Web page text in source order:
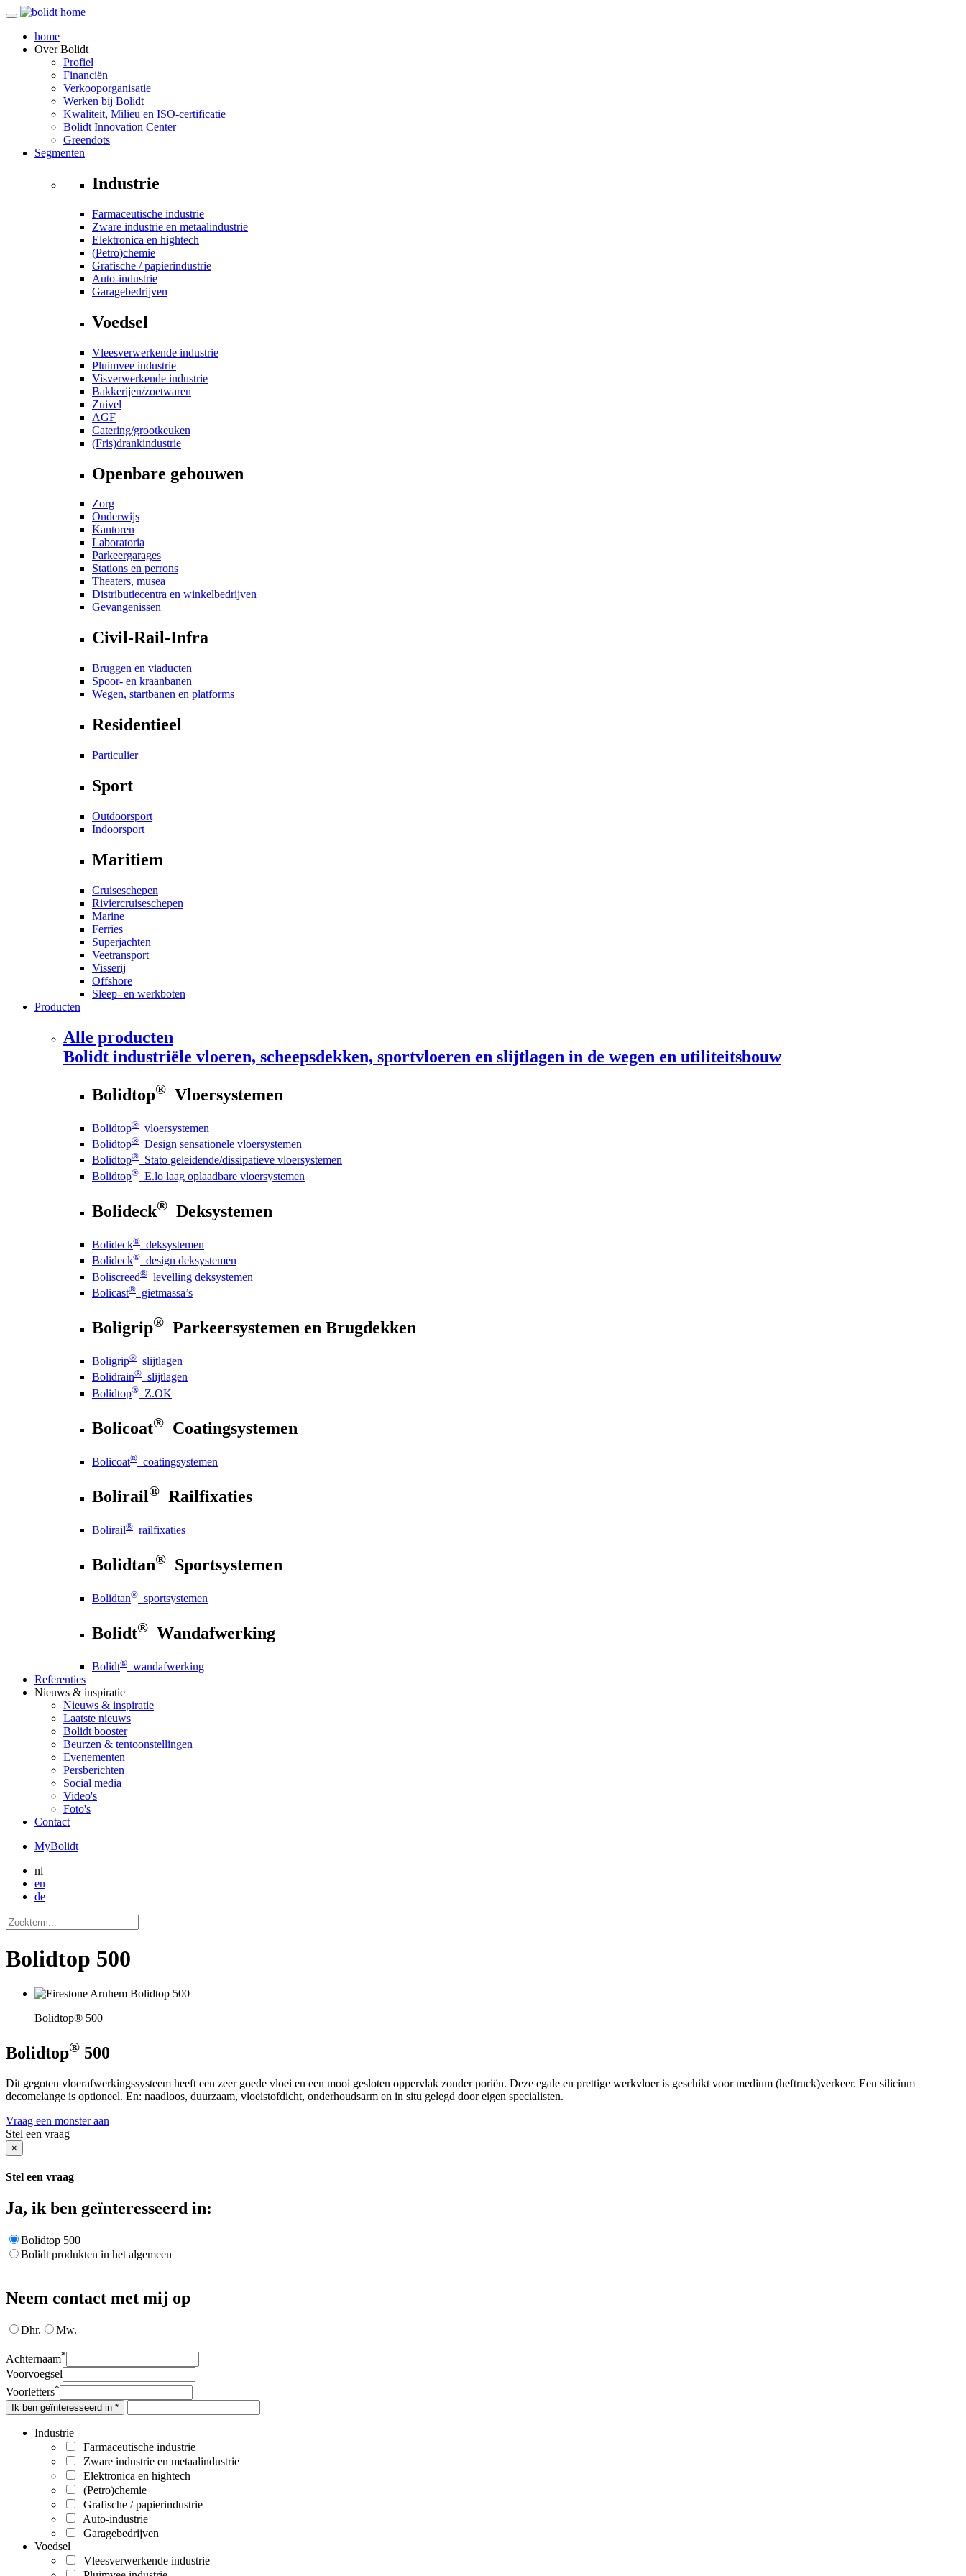
home
OverBolidt
Profiel
Financiën
Verkooporganisatie
Werken bij Bolidt
Kwaliteit, Milieu en ISO-certificatie
Bolidt Innovation Center
Greendots
Segmenten
Industrie
Farmaceutische industrie
Zware industrie en metaalindustrie
Elektronica en hightech
(Petro)chemie
Grafische / papierindustrie
Auto-industrie
Garagebedrijven
Voedsel
Vleesverwerkende industrie
Pluimvee industrie
Visverwerkende industrie
Bakkerijen/zoetwaren
Zuivel
AGF
Catering/grootkeuken
(Fris)drankindustrie
Openbare gebouwen
Zorg
Onderwijs
Kantoren
Laboratoria
Parkeergarages
Stations en perrons
Theaters, musea
Distributiecentra en winkelbedrijven
Gevangenissen
Civil-Rail-Infra
Bruggen en viaducten
Spoor- en kraanbanen
Wegen, startbanen en platforms
Residentieel
Particulier
Sport
Outdoorsport
Indoorsport
Maritiem
Cruiseschepen
Riviercruiseschepen
Marine
Ferries
Superjachten
Veetransport
Visserij
Offshore
Sleep- en werkboten
Producten
Alle producten
Bolidt industriële vloeren, scheepsdekken, sportvloeren en slijtlagen in de wegen en utiliteitsbouw
Bolidtop® Vloersystemen
Bolidtop® vloersystemen
Bolidtop® Design sensationele vloersystemen
Bolidtop® Stato geleidende/dissipatieve vloersystemen
Bolidtop® E.lo laag oplaadbare vloersystemen
Bolideck® Deksystemen
Bolideck® deksystemen
Bolideck® design deksystemen
Boliscreed® levelling deksystemen
Bolicast® gietmassa’s
Boligrip® Parkeersystemen en Brugdekken
Boligrip® slijtlagen
Bolidrain® slijtlagen
Bolidtop® Z.OK
Bolicoat® Coatingsystemen
Bolicoat® coatingsystemen
Bolirail® Railfixaties
Bolirail® railfixaties
Bolidtan® Sportsystemen
Bolidtan® sportsystemen
Bolidt® Wandafwerking
Bolidt® wandafwerking
Referenties
Nieuws & inspiratie
Nieuws & inspiratie
Laatste nieuws
Bolidt booster
Beurzen & tentoonstellingen
Evenementen
Persberichten
Social media
Video's
Foto's
Contact
MyBolidt
nl
en
de
Bolidtop 500
Bolidtop® 500
Bolidtop® 500
Dit gegoten vloerafwerkingssysteem heeft een zeer goede vloei en een mooi gesloten oppervlak zonder poriën. Deze egale en prettige werkvloer is geschikt voor medium (heftruck)verkeer. Een silicium
decomelange is optioneel. En: naadloos, duurzaam, vloeistofdicht, onderhoudsarm en in situ gelegd door eigen specialisten.
Vraag een monster aan
Stel een vraag
×
Stel een vraag
Ja, ik ben geïnteresseerd in:
Bolidtop 500
Bolidt produkten in het algemeen
Neem contact met mij op
Dhr. Mw.
Achternaam*
Voorvoegsel
Voorletters*
Ik ben geïnteresseerd in *
Industrie
Farmaceutische industrie
Zware industrie en metaalindustrie
Elektronica en hightech
(Petro)chemie
Grafische / papierindustrie
Auto-industrie
Garagebedrijven
Voedsel
Vleesverwerkende industrie